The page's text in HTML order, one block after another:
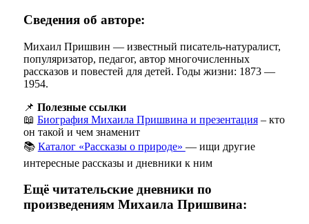
Сведения об авторе:
Михаил Пришвин — известный писатель-натуралист,
популяризатор, педагог, автор многочисленных
рассказов и повестей для детей. Годы жизни: 1873 —
1954.
📌 Полезные ссылки
📖 Биография Михаила Пришвина и презентация– кто
он такой и чем знаменит
📚 Каталог «Рассказы о природе» — ищи другие
интересные рассказы и дневники к ним
Ещё читательские дневники по
произведениям Михаила Пришвина: